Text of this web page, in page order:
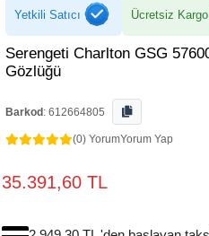
Yetkili Satıcı Ücretsiz Kargo
Serengeti Charlton GSG
Gözlüğü
Barkod : 612664805
(0) YorumYorum Yap
35.391,60 TL